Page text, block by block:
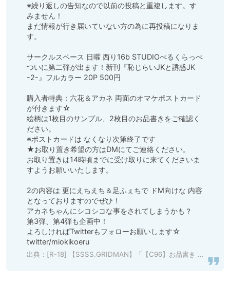
※繰り返しの告知なので以前の投稿と重複します。す
みません！
まだ情報が行き届いていない方の為に再投稿になりま
す。
サークルスペース 日曜 西り16b STUDIOぺるくらっぺ
ついに第二弾が出ます！新刊『恥じらいJKと誘惑JK
-2-』フルカラー 20P 500円
購入者特典：六花＆アカネ 両面のオマケポストカード
が付きます☆
絵柄は1枚目のサンプル、2枚目のお品書きをご確認く
ださい。
※ポストカードは なくなり次第終了です
★お取り置き希望の方はDMにてご連絡ください。
お取り置きは14時頃までに受け取りに来てくださいま
すようお願いいたします。
2の内容は 更にえちえち＆足ふぇちで ドM向けな 内容
となっておりますのでぜひ！
アカネちゃんにシコシコな事をされてしまうかも？
第3弾、第4弾も企画中！
よろしければTwitterもフォローお願いします☆
twitter/miokikoeru
出典： [R-18] 【SSSS.GRIDMAN】「【C96】お品書き 六花＆アカネ本 ／ 日曜 西り16b」/「みおき超」のイラスト [pixiv]